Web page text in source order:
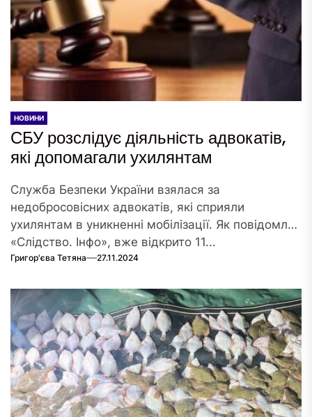
НОВИНИ
СБУ розслідує діяльність адвокатів,
які допомагали ухилянтам
Служба Безпеки України взялася за
недобросовісних адвокатів, які сприяли
ухилянтам в уникненні мобілізації. Як повідомляє
«Слідство. Інфо», вже відкрито 11...
Григор'єва Тетяна 27.11.2024